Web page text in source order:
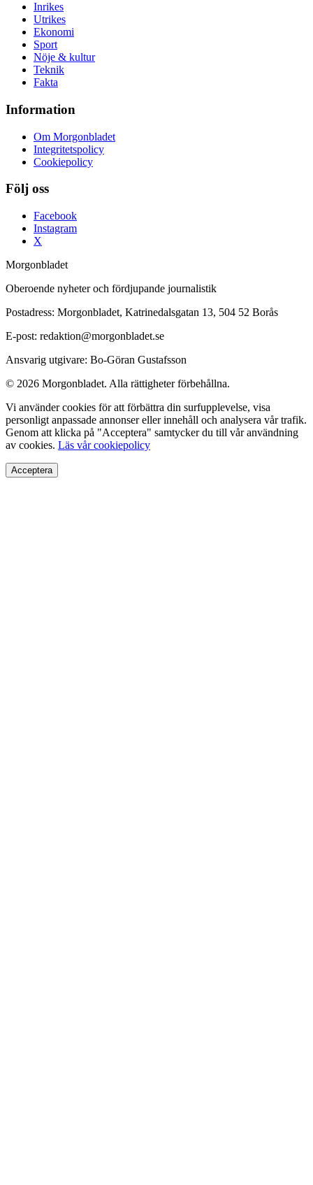
Inrikes
Utrikes
Ekonomi
Sport
Nöje & kultur
Teknik
Fakta
Information
Om Morgonbladet
Integritetspolicy
Cookiepolicy
Följ oss
Facebook
Instagram
X
Morgonbladet
Oberoende nyheter och fördjupande journalistik
Postadress: Morgonbladet, Katrinedalsgatan 13, 504 52 Borås
E-post: redaktion@morgonbladet.se
Ansvarig utgivare: Bo-Göran Gustafsson
© 2026 Morgonbladet. Alla rättigheter förbehållna.
Vi använder cookies för att förbättra din surfupplevelse, visa
personligt anpassade annonser eller innehåll och analysera vår trafik.
Genom att klicka på "Acceptera" samtycker du till vår användning
av cookies. Läs vår cookiepolicy
Acceptera